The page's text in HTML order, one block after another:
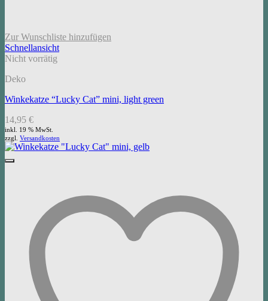
Zur Wunschliste hinzufügen
Schnellansicht
Nicht vorrätig
Deko
Winkekatze “Lucky Cat” mini, light green
14,95 €
inkl. 19 % MwSt.
zzgl. Versandkosten